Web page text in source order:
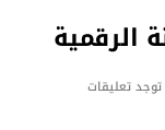
الرقمية
توجد تعليقات